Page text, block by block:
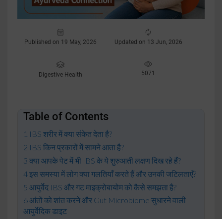
Published on 19 May, 2026 Updated on 13 Jun, 2026
Digestive Health 5071
Table of Contents
IBS शरीर में क्या संकेत देता है?
IBS किन प्रकारों में सामने आता है?
क्या आपके पेट में भी IBS के ये शुरुआती लक्षण दिख रहे हैं?
इस समस्या में लोग क्या गलतियाँ करते हैं और उनकी जटिलताएँ?
आयुर्वेद IBS और गट माइक्रोबायोम को कैसे समझता है?
आंतों को शांत करने और Gut Microbiome सुधारने वाली
आयुर्वेदिक डाइट